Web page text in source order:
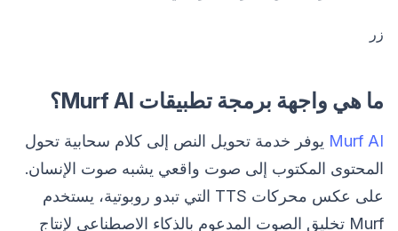
زر
ما هي واجهة برمجة تطبيقات Murf AI؟
Murf AI يوفر خدمة تحويل النص إلى كلام سحابية تحول
المحتوى المكتوب إلى صوت واقعي يشبه صوت الإنسان.
على عكس محركات TTS التي تبدو روبوتية، يستخدم
Murf تخليق الصوت المدعوم بالذكاء الاصطناعي لإنتاج